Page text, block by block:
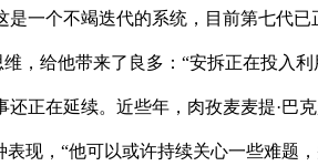
一个不竭迭代的系统，目前第七代
，给他带来了良多：“安拆正在投入
正在延续。近些年，肉孜麦麦提·
现，“他可以或许持续关心一些难